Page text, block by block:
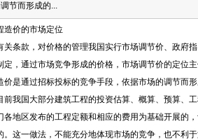
节而形成的...
造价的市场定位
款，对价格的管理我国实行市场调节价、政府指
定，通过市场竞争形成的价格，市场调节价的定位
是通过招标投标的竞争手段，依据市场的调节而
前我国大部分建筑工程的投资估算、概算、预算、
各地区发布的工程定额和相应的费用为基础开展的
。这一做法，不能充分地体现市场的竞争，也不利